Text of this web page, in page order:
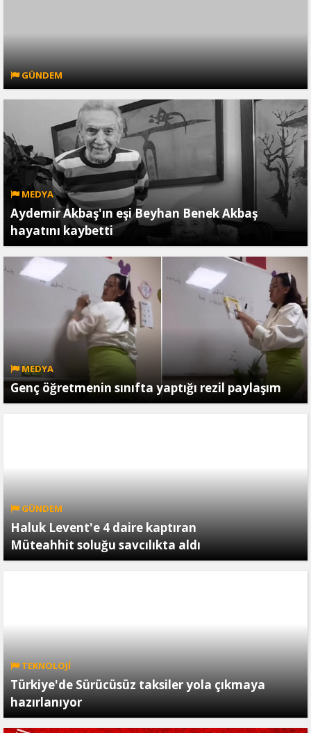
GÜNDEM
MEDYA
Aydemir Akbaş'ın eşi Beyhan Benek Akbaş
hayatını kaybetti
MEDYA
Genç öğretmenin sınıfta yaptığı rezil paylaşım
GÜNDEM
Haluk Levent'e 4 daire kaptıran
Müteahhit soluğu savcılıkta aldı
TEKNOLOJİ
Türkiye'de Sürücüsüz taksiler yola çıkmaya
hazırlanıyor